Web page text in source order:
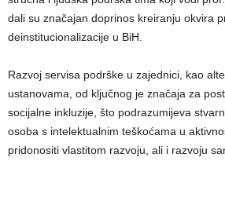
dali su značajan doprinos kreiranju okvira
deinstitucionalizacije u BiH.
Razvoj servisa podrške u zajednici, kao
ustanovama, od ključnog je značaja za
socijalne inkluzije, što podrazumijeva
osoba s intelektualnim teškoćama u
pridonositi vlastitom razvoju, ali i razvoju